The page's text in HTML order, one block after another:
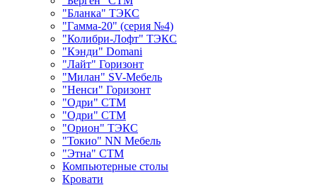
"Бланка" ТЭКС
"Гамма-20" (серия №4)
"Колибри-Лофт" ТЭКС
"Кэнди" Domani
"Лайт" Горизонт
"Милан" SV-Мебель
"Ненси" Горизонт
"Одри" СТМ
"Одри" СТМ
"Орион" ТЭКС
"Токио" NN Мебель
"Этна" СТМ
Компьютерные столы
Кровати